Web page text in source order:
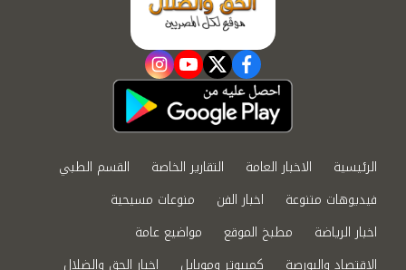
facebook
twitter
youtube
instagram
الرئيسية الاخبار العامة التقارير الخاصة
القسم الطبي
فيديوهات متنوعة
اخبار الفن
منوعات مسيحية
اخبار الرياضة
مطبخ الموقع
مواضيع عامة
الاقتصاد والبورصة
كمبيوتر وموبايل اخبار الحق والضلال